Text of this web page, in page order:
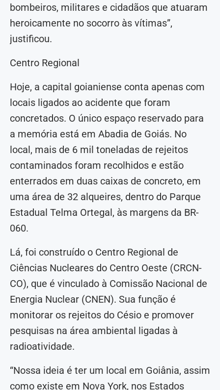
bombeiros, militares e cidadãos que atuaram
heroicamente no socorro às vítimas”,
justificou.
Centro Regional
Hoje, a capital goianiense conta apenas com
locais ligados ao acidente que foram
concretados. O único espaço reservado para
a memória está em Abadia de Goiás. No
local, mais de 6 mil toneladas de rejeitos
contaminados foram recolhidos e estão
enterrados em duas caixas de concreto, em
uma área de 32 alqueires, dentro do Parque
Estadual Telma Ortegal, às margens da BR-
060.
Lá, foi construído o Centro Regional de
Ciências Nucleares do Centro Oeste (CRCN-
CO), que é vinculado à Comissão Nacional de
Energia Nuclear (CNEN). Sua função é
monitorar os rejeitos do Césio e promover
pesquisas na área ambiental ligadas à
radioatividade.
“Nossa ideia é ter um local em Goiânia, assim
como existe em Nova York, nos Estados